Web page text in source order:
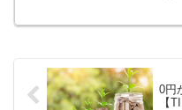
0円
【